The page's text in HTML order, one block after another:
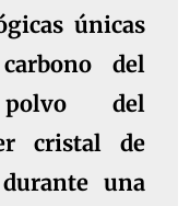
únicas
del
del
cristal de
una